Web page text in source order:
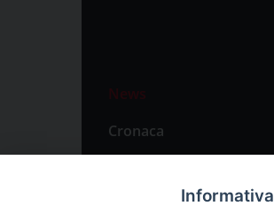
News
Cronaca
Attualità
Primo PianoInformativa